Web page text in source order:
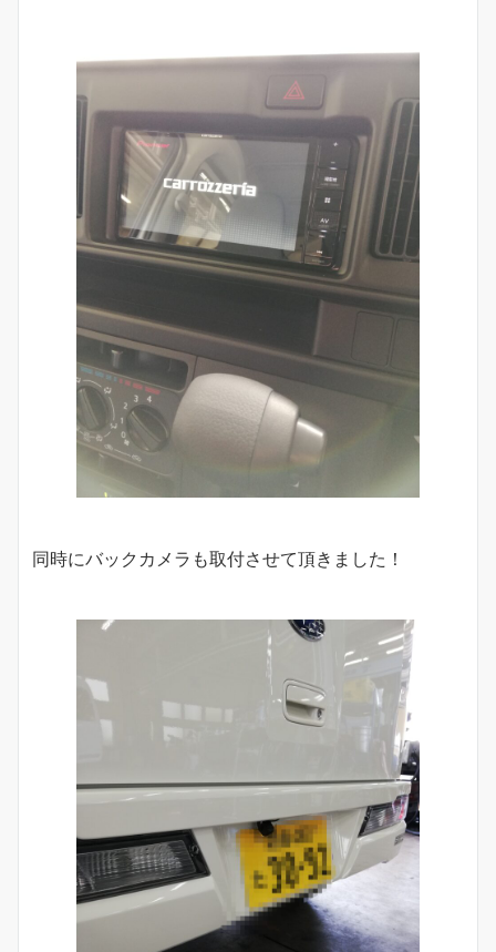
同時にバックカメラも取付させて頂きました！